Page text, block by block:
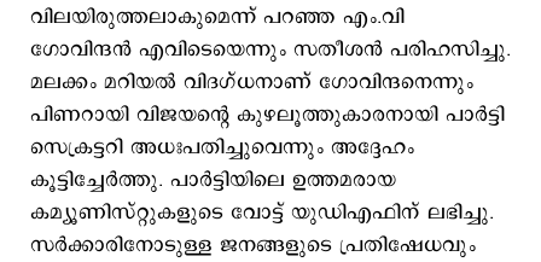
വിലയിരുത്തലാകുമെന്ന് പറ‌ഞ്ഞ എം.വി
ഗോവിന്ദന്‍ എവിടെയെന്നും സതീശന്‍ പരിഹസിച്ചു.
മലക്കം മറിയല്‍ വിദഗ്ധനാണ് ഗോവിന്ദനെന്നും
പിണറായി വിജയന്‍റെ കുഴലൂത്തുകാരനായി പാര്‍ട്ടി
സെക്രട്ടറി അധഃപതിച്ചുവെന്നും അദ്ദേഹം
കൂട്ടിച്ചേര്‍ത്തു. പാര്‍ട്ടിയിലെ ഉത്തമരായ
കമ്യൂണിസ്റ്റുകളുടെ വോട്ട് യുഡിഎഫിന് ലഭിച്ചു.
സര്‍ക്കാരിനോടുള്ള ജനങ്ങളുടെ പ്രതിഷേധവും